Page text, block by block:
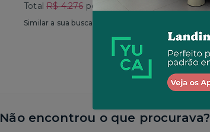
TotalR$ 4.276por R$ 4.188
Similar a sua busca
Não encontrou o que procurava?